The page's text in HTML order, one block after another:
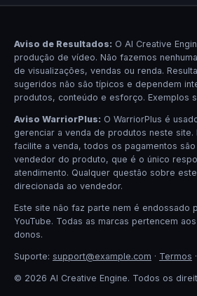
Aviso de Resultados: O AI Creative
produção de vídeo. Não fazemos
de visualizações, vendas ou renda.
sugeridos não são típicos e dependem
produtos, conteúdo e esforço. Exemplos
Aviso WarriorPlus: O WarriorPlus é
gerenciar a venda de produtos neste site.
facilite a venda, todos os pagamentos
vendedor do produto, que é o único
atendimento. Qualquer questão sobre
direcionada ao vendedor.
Este site não faz parte nem é endossado
YouTube. Todas as marcas pertencem
donos.
Suporte: support@example.com · Termos ·
© 2026 AI Creative Engine. Todos os